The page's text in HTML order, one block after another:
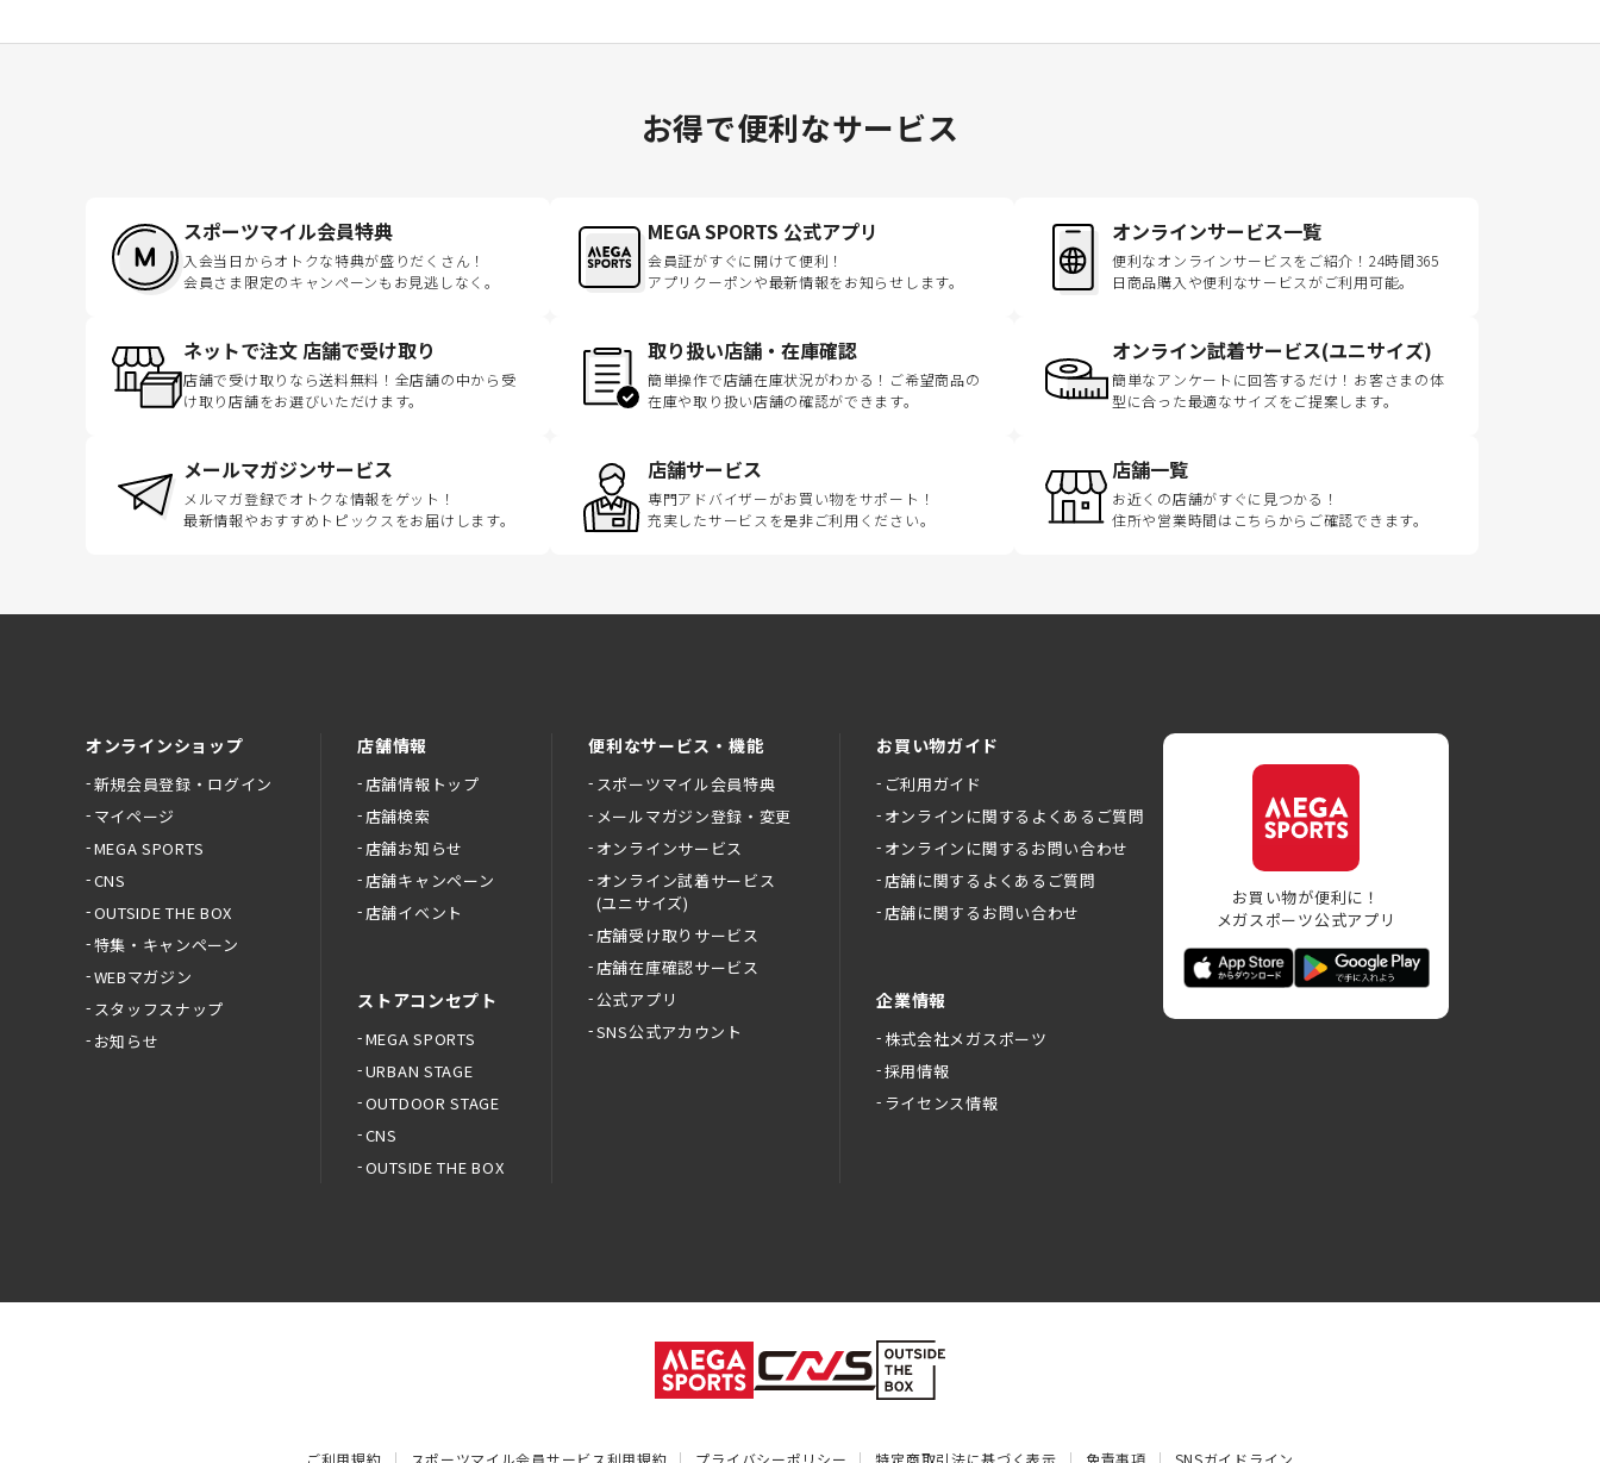
お得で便利なサービス
スポーツマイル会員特典
入会当日からオトクな特典が盛りだくさん！
会員さま限定のキャンペーンもお見逃しなく。
MEGA SPORTS 公式アプリ
会員証がすぐに開けて便利！
アプリクーポンや最新情報をお知らせします。
オンラインサービス一覧
便利なオンラインサービスをご紹介！24時間365
日商品購入や便利なサービスがご利用可能。
ネットで注文 店舗で受け取り
店舗で受け取りなら送料無料！全店舗の中から受
け取り店舗をお選びいただけます。
取り扱い店舗・在庫確認
簡単操作で店舗在庫状況がわかる！ご希望商品の
在庫や取り扱い店舗の確認ができます。
オンライン試着サービス(ユニサイズ)
簡単なアンケートに回答するだけ！お客さまの体
型に合った最適なサイズをご提案します。
メールマガジンサービス
メルマガ登録でオトクな情報をゲット！
最新情報やおすすめトピックスをお届けします。
店舗サービス
専門アドバイザーがお買い物をサポート！
充実したサービスを是非ご利用ください。
店舗一覧
お近くの店舗がすぐに見つかる！
住所や営業時間はこちらからご確認できます。
オンラインショップ
新規会員登録・ログイン
マイページ
MEGA SPORTS
CNS
OUTSIDE THE BOX
特集・キャンペーン
WEBマガジン
スタッフスナップ
お知らせ
店舗情報
店舗情報トップ
店舗検索
店舗お知らせ
店舗キャンペーン
店舗イベント
ストアコンセプト
MEGA SPORTS
URBAN STAGE
OUTDOOR STAGE
CNS
OUTSIDE THE BOX
便利なサービス・機能
スポーツマイル会員特典
メールマガジン登録・変更
オンラインサービス
オンライン試着サービス
(ユニサイズ)
店舗受け取りサービス
店舗在庫確認サービス
公式アプリ
SNS公式アカウント
お買い物ガイド
ご利用ガイド
オンラインに関するよくあるご質問
オンラインに関するお問い合わせ
店舗に関するよくあるご質問
店舗に関するお問い合わせ
企業情報
株式会社メガスポーツ
採用情報
ライセンス情報
お買い物が便利に！
メガスポーツ公式アプリ
ご利用規約 スポーツマイル会員サービス利用規約 プライバシーポリシー 特定商取引法に基づく表示 免責事項 SNSガイドライン